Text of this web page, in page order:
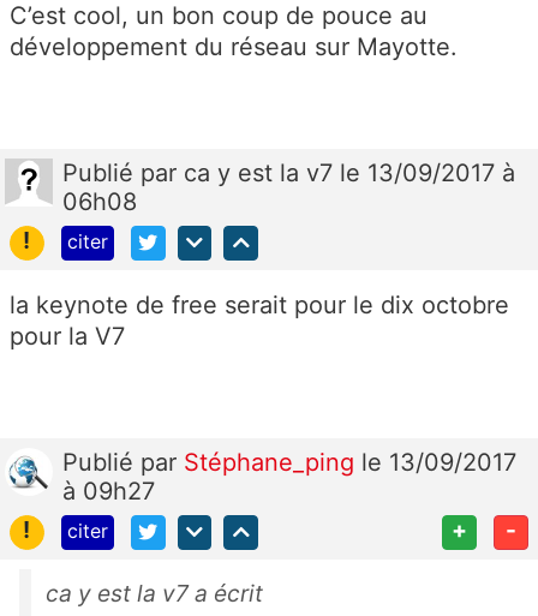
C’est cool, un bon coup de pouce au
développement du réseau sur Mayotte.
Publié par ca y est la v7 le 13/09/2017 à
06h08
!
citer
la keynote de free serait pour le dix octobre
pour la V7
Publié par Stéphane_ping le 13/09/2017
à 09h27
!
citer + -
ca y est la v7 a écrit